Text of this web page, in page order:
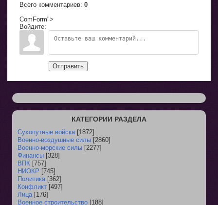
Всего комментариев: 0
ComForm">
Войдите:
Отправить
КАТЕГОРИИ РАЗДЕЛА
Сухопутные войска [1872]
Военно-воздушные силы [2860]
Военно-морские силы [2277]
Финансы [328]
ВПК [757]
НИОКР [745]
Политика [362]
Конфликт [497]
Лица [176]
Военное строительство [188]